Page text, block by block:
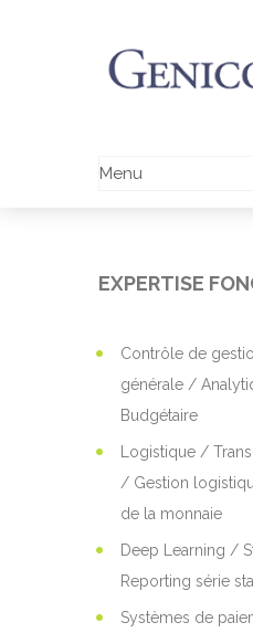
EXPERTISE
Contrôle de
générale /
Budgétaire
Logistique /
/ Gestion
de la monnaie
Deep Learning /
Reporting série
Systèmes de